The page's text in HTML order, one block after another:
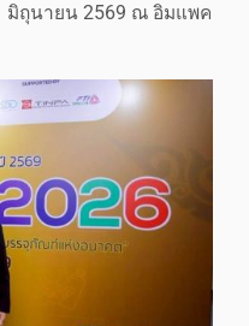
มิถุนายน 2569 ณ อิมแพค